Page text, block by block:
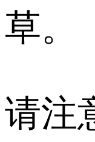
草。
请注